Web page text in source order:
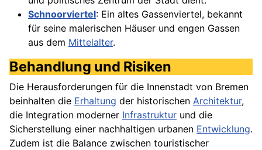
Schnoorviertel: Ein altes Gassenviertel, bekannt
für seine malerischen Häuser und engen Gassen
aus dem Mittelalter.
Behandlung und Risiken
Die Herausforderungen für die Innenstadt von Bremen
beinhalten die Erhaltung der historischen Architektur,
die Integration moderner Infrastruktur und die
Sicherstellung einer nachhaltigen urbanen Entwicklung.
Zudem ist die Balance zwischen touristischer